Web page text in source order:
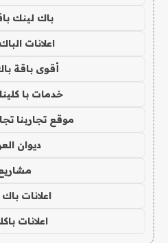
باك لينك
اعلانات
أقوى باقة
خدمات با كلينك
موقع تجاربنا
ديوان
اعلانات
اعلانات